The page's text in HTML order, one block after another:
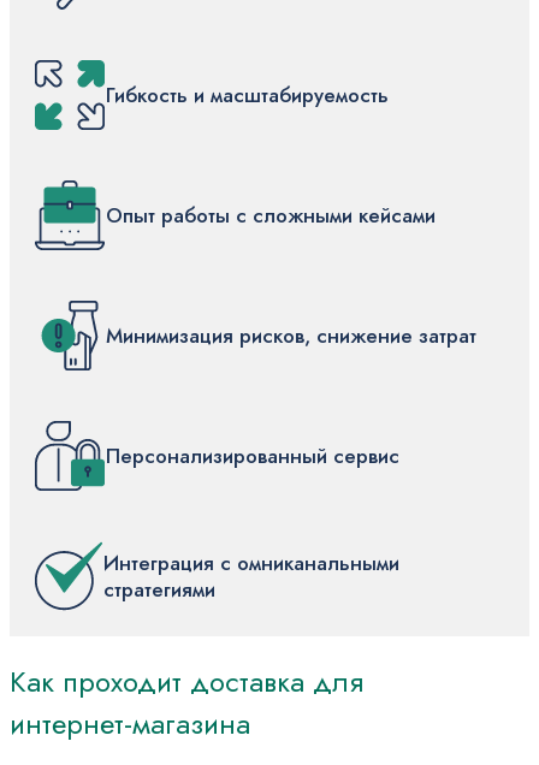
Гибкость и масштабируемость
Опыт работы с сложными кейсами
Минимизация рисков, снижение затрат
Персонализированный сервис
Интеграция с омниканальными
стратегиями
Как проходит доставка для
интернет-магазина